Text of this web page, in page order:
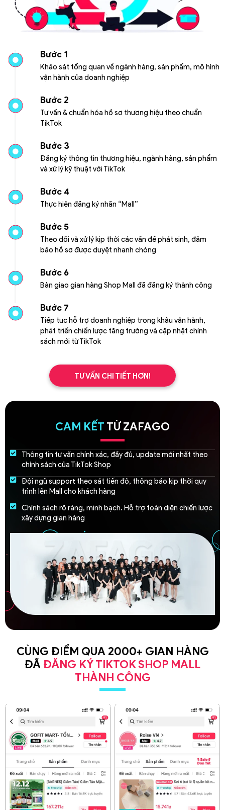
Bước 1
Khảo sát tổng quan về ngành hàng, sản phẩm, mô hình
vận hành của doanh nghiệp
Bước 2
Tư vấn & chuẩn hóa hồ sơ thương hiệu theo chuẩn
TikTok
Bước 3
Đăng ký thông tin thương hiệu, ngành hàng, sản phẩm
và xử lý kỹ thuật với TikTok
Bước 4
Thực hiện đăng ký nhãn “Mall”
Bước 5
Theo dõi và xử lý kịp thời các vấn đề phát sinh, đảm
bảo hồ sơ được duyệt nhanh chóng
Bước 6
Bàn giao gian hàng Shop Mall đã đăng ký thành công
Bước 7
Tiếp tục hỗ trợ doanh nghiệp trong khâu vận hành,
phát triển chiến lược tăng trưởng và cập nhật chính
sách mới từ TikTok
TƯ VẤN CHI TIẾT HƠN!
CAM KẾT TỪ ZAFAGO
Thông tin tư vấn chính xác, đầy đủ, update mới nhất theo
chính sách của TikTok Shop
Đội ngũ support theo sát tiến độ, thông báo kịp thời quy
trình lên Mall cho khách hàng
Chính sách rõ ràng, minh bạch. Hỗ trợ toàn diện chiến lược
xây dựng gian hàng
CÙNG ĐIỂM QUA 2000+ GIAN HÀNG
ĐÃ ĐĂNG KÝ TIKTOK SHOP MALL
THÀNH CÔNG